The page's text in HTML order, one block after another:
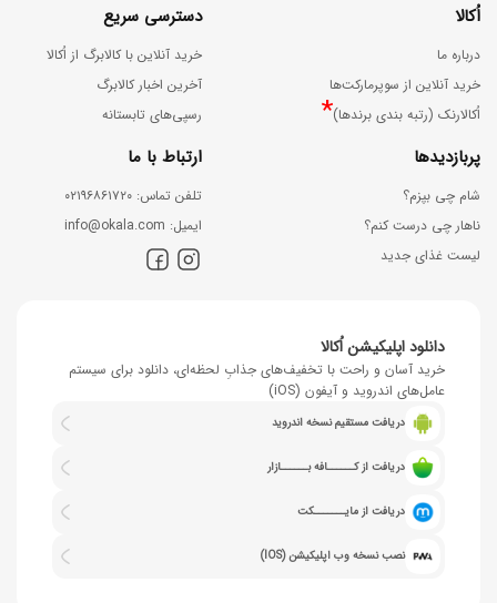
اُکالا
درباره ما
خرید آنلاین از سوپرمارکت‌ها
اُکالارنک (رتبه بندی برندها)*
دسترسی سریع
خرید آنلاین با کالابرگ از اُکالا
آخرین اخبار کالابرگ
رسپی‌های تابستانه
پربازدیدها
شام چی بپزم؟
ناهار چی درست کنم؟
لیست غذای جدید
ارتباط با ما
ﺗﻠﻔﻦ ﺗﻤﺎس: ۰۲۱۹۶۸۶۱۷۲۰
اﯾﻤﯿﻞ: info@okala.com
دانلود اپلیکیشن اُکالا
خرید آسان و راحت با تخفیف‌های جذابِ لحظه‌ای، دانلود برای سیستم
عامل‌های اندروید و آیفون (iOS)
دریافت مستقیم نسخه اندروید
دریافت از کــــــافه بــــــازار
دریافت از مایـــــــکت
نصب نسخه وب اپلیکیشن (IOS)